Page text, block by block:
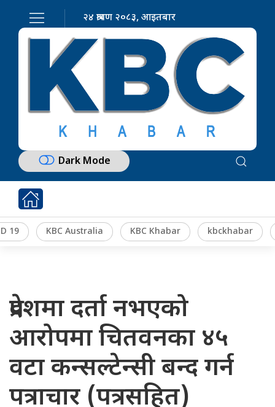
२४ श्रावण २०८३, आइतबार
Dark Mode
19 KBC Australia KBC Khabar kbckhabar
प्रदेशमा दर्ता नभएको
आरोपमा चितवनका ४५
वटा कन्सल्टेन्सी बन्द गर्न
पत्राचार (पत्रसहित)